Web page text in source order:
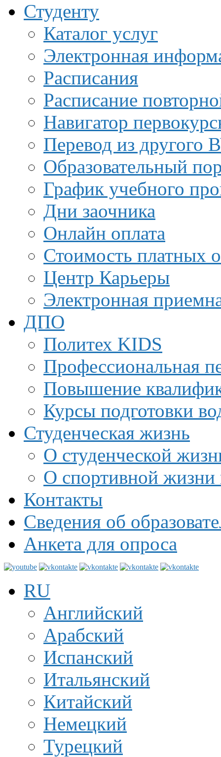
Студенту
Каталог услуг
Электронная
Расписания
Расписание
Навигатор
Перевод из другого
Образовательный
График учебного
Дни заочника
Онлайн оплата
Стоимость платных
Центр Карьеры
Электронная
ДПО
Политех KIDS
Профессиональная
Повышение
Курсы подготовки
Студенческая жизнь
О студенческой
О спортивной жизни
Контакты
Сведения об
Анкета для опроса
RU
Английский
Арабский
Испанский
Итальянский
Китайский
Немецкий
Турецкий